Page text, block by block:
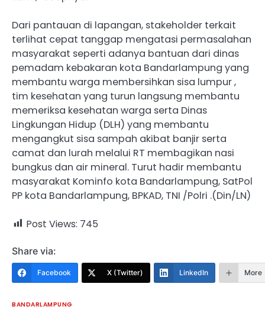
Dari pantauan di lapangan, stakeholder terkait
terlihat cepat tanggap mengatasi permasalahan
masyarakat seperti adanya bantuan dari dinas
pemadam kebakaran kota Bandarlampung yang
membantu warga membersihkan sisa lumpur ,
tim kesehatan yang turun langsung membantu
memeriksa kesehatan warga serta Dinas
Lingkungan Hidup (DLH) yang membantu
mengangkut sisa sampah akibat banjir serta
camat dan lurah melalui RT membagikan nasi
bungkus dan air mineral. Turut hadir membantu
masyarakat Kominfo kota Bandarlampung, SatPol
PP kota Bandarlampung, BPKAD, TNI /Polri .(Din/LN)
Post Views: 745
Share via:
Facebook X (Twitter) LinkedIn More
BANDARLAMPUNG